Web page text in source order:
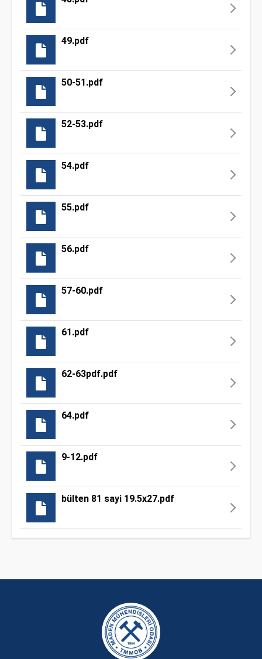
49.pdf
50-51.pdf
52-53.pdf
54.pdf
55.pdf
56.pdf
57-60.pdf
61.pdf
62-63pdf.pdf
64.pdf
9-12.pdf
bülten 81 sayi 19.5x27.pdf